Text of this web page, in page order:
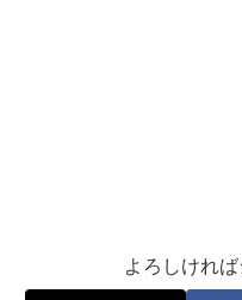
よろしけれ